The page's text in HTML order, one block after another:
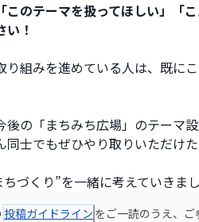
このテーマを扱ってほしい」「
！
り組みを進めている人は、既に
後の「まちみち広場」のテーマ
士でもぜひやり取りいただけ
づくり”を一緒に考えていきま
投稿ガイドライン をご一読のうえ、ご